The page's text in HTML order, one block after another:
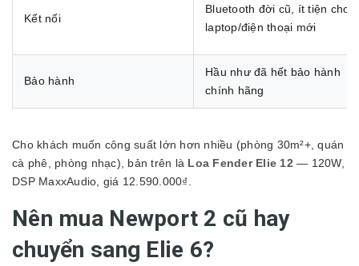
Kết nối
Bluetooth đời cũ, ít tiện cho
laptop/điện thoại mới
Bảo hành
Hầu như đã hết bảo hành
chính hãng
Cho khách muốn công suất lớn hơn nhiều (phòng 30m²+, quán
cà phê, phòng nhạc), bản trên là Loa Fender Elie 12— 120W,
DSP MaxxAudio, giá 12.590.000₫.
Nên mua Newport 2 cũ hay
chuyển sang Elie 6?